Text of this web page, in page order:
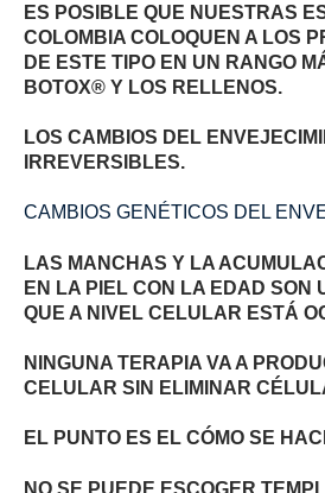
ES POSIBLE QUE NUESTRAS
COLOMBIA COLOQUEN A LOS
DE ESTE TIPO EN UN RANGO
BOTOX® Y LOS RELLENOS.
LOS CAMBIOS DEL
IRREVERSIBLES.
CAMBIOS GENÉTICOS DEL
LAS MANCHAS Y LA
EN LA PIEL CON LA EDAD SON
QUE A NIVEL CELULAR ESTÁ
NINGUNA TERAPIA VA A
CELULAR SIN ELIMINAR
EL PUNTO ES EL CÓMO SE
NO SE PUEDE ESCOGER